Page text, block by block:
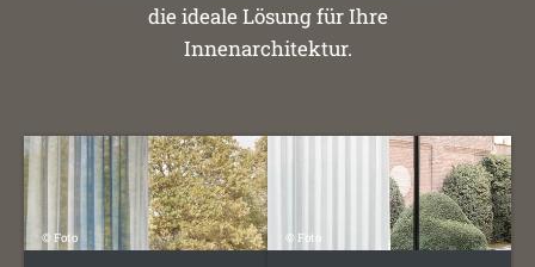
die ideale Lösung für Ihre
Innenarchitektur.
© Foto © Foto